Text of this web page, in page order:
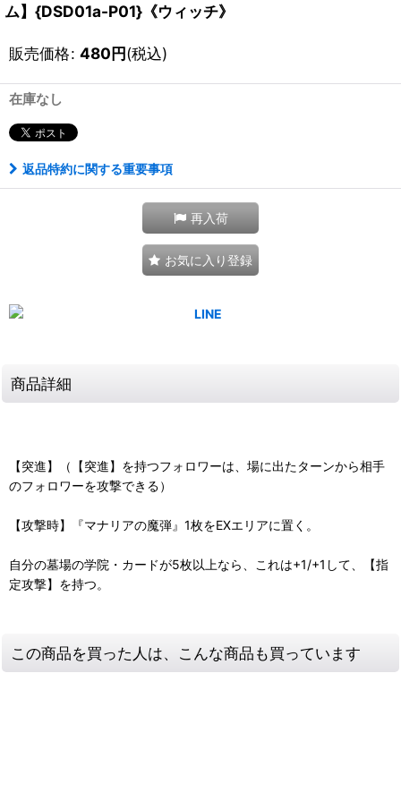
ム】{DSD01a-P01}《ウィッチ》
販売価格: 480円(税込)
在庫なし
返品特約に関する重要事項
再入荷
お気に入り登録
商品詳細
【突進】（【突進】を持つフォロワーは、場に出たターンから相手
のフォロワーを攻撃できる）
【攻撃時】『マナリアの魔弾』1枚をEXエリアに置く。
自分の墓場の学院・カードが5枚以上なら、これは+1/+1して、【指
定攻撃】を持つ。
この商品を買った人は、こんな商品も買っています